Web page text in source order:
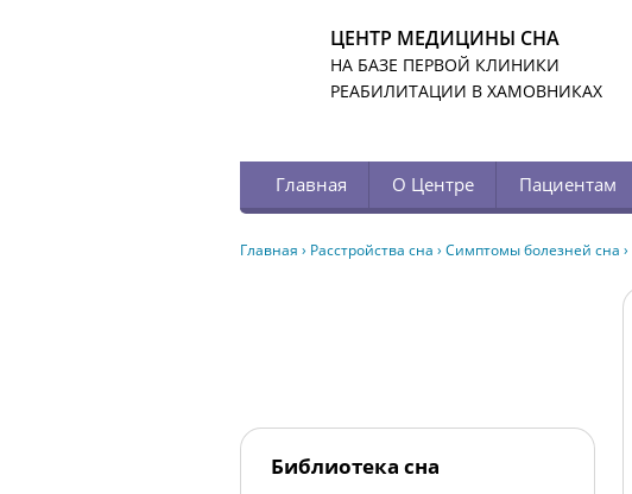
ЦЕНТР МЕДИЦИНЫ СНА
НА БАЗЕ ПЕРВОЙ КЛИНИКИ
РЕАБИЛИТАЦИИ В ХАМОВНИКАХ
Главная О Центре Пациентам
Главная › Расстройства сна › Симптомы болезней сна ›
Библиотека сна